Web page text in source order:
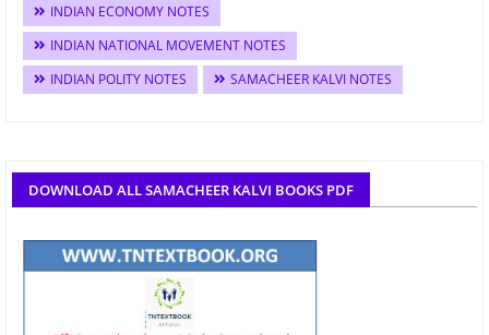
INDIAN ECONOMY NOTES
INDIAN NATIONAL MOVEMENT NOTES
INDIAN POLITY NOTES
SAMACHEER KALVI NOTES
DOWNLOAD ALL SAMACHEER KALVI BOOKS PDF